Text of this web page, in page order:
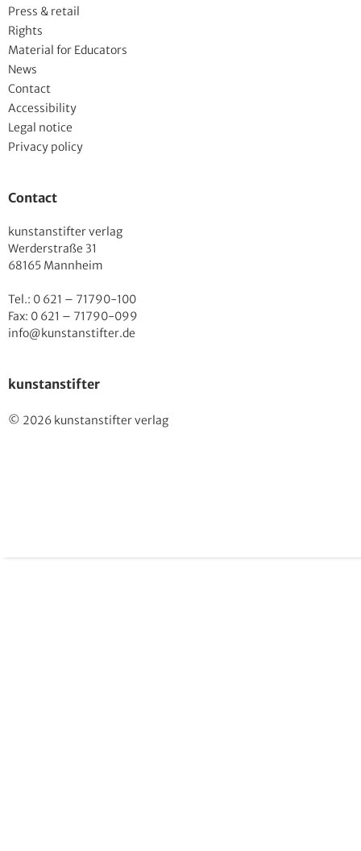
Press & retail
Rights
Material for Educators
News
Contact
Accessibility
Legal notice
Privacy policy
Contact
kunstanstifter verlag
Werderstraße 31
68165 Mannheim
Tel.: 0 621 – 71790-100
Fax: 0 621 – 71790-099
info@kunstanstifter.de
kunstanstifter
© 2026 kunstanstifter verlag